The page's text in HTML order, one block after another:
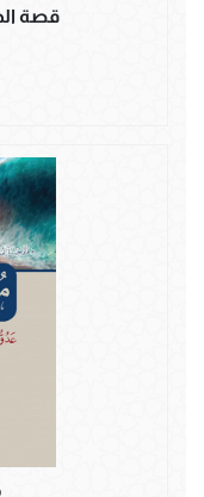
قصة